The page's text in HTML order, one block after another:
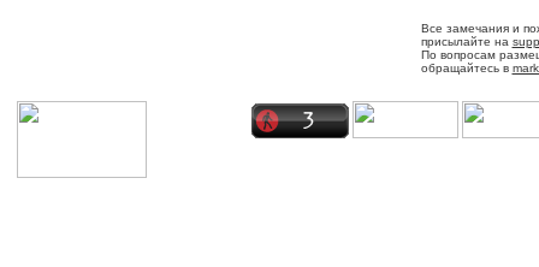
Все замечания и
присылайте на
По вопросам
обращайтесь в